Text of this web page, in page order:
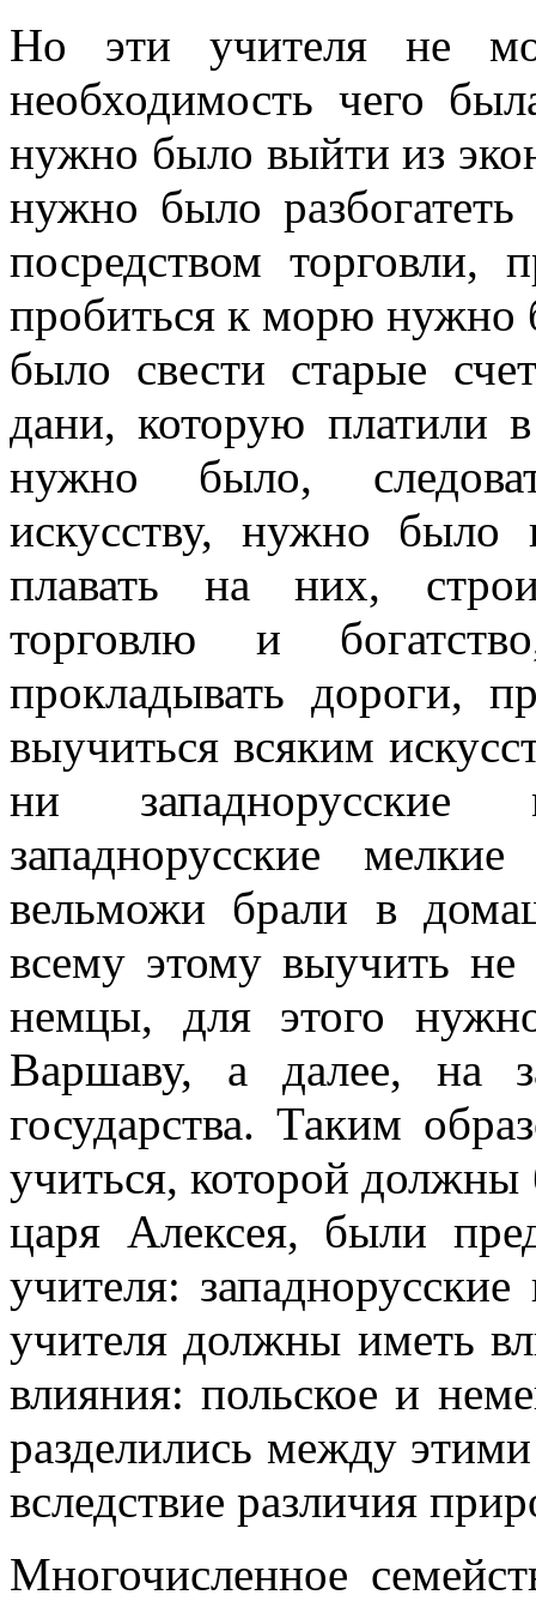
Но эти учителя не
необходимость чего
нужно было выйти из
нужно было разбогатеть
посредством
пробиться к морю нужно
было свести старые
дани, которую
нужно было,
искусству, нужно было
плавать на них,
торговлю и
прокладывать дороги,
выучиться всяким
ни
западнорусские
вельможи брали в
всему этому выучить
немцы, для этого
Варшаву, а далее, на
государства. Таким
учиться, которой
царя Алексея, были
учителя:
учителя должны иметь
влияния: польское и
разделились между
вследствие различия
Многочисленное